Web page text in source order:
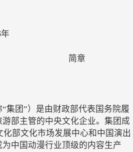
简章
“集团”）是由财政部代表国务院履
部主管的中央文化企业。集团成
化部文化市场发展中心和中国演出
中国动漫行业顶级的内容生产